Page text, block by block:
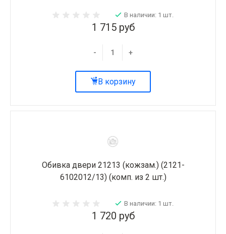
В наличии: 1 шт.
1 715 руб
- +
В корзину
Обивка двери 21213 (кожзам.) (2121-
6102012/13) (комп. из 2 шт.)
В наличии: 1 шт.
1 720 руб